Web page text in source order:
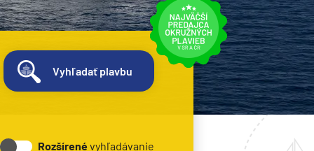
Vyhľadať plavbu
Rozšírenévyhľadávanie